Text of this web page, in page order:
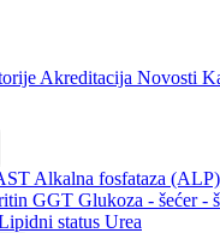
Akreditacija Novosti
Alkalna fosfataza (ALP)
GGT Glukoza - šećer -
status Urea